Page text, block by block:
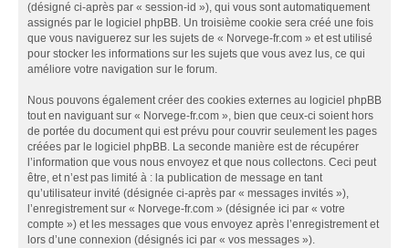
(désigné ci-après par « session-id »), qui vous sont automatiquement
assignés par le logiciel phpBB. Un troisième cookie sera créé une fois
que vous naviguerez sur les sujets de « Norvege-fr.com » et est utilisé
pour stocker les informations sur les sujets que vous avez lus, ce qui
améliore votre navigation sur le forum.
Nous pouvons également créer des cookies externes au logiciel phpBB
tout en naviguant sur « Norvege-fr.com », bien que ceux-ci soient hors
de portée du document qui est prévu pour couvrir seulement les pages
créées par le logiciel phpBB. La seconde manière est de récupérer
l’information que vous nous envoyez et que nous collectons. Ceci peut
être, et n’est pas limité à : la publication de message en tant
qu’utilisateur invité (désignée ci-après par « messages invités »),
l’enregistrement sur « Norvege-fr.com » (désignée ici par « votre
compte ») et les messages que vous envoyez après l’enregistrement et
lors d’une connexion (désignés ici par « vos messages »).